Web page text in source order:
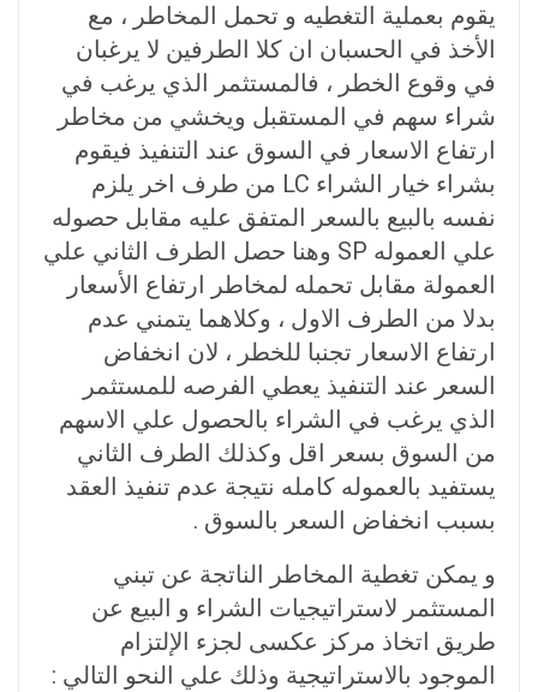
يقوم بعملية التغطيه و تحمل المخاطر ، مع
الأخذ في الحسبان ان كلا الطرفين لا يرغبان
في وقوع الخطر ، فالمستثمر الذي يرغب في
شراء سهم في المستقبل ويخشي من مخاطر
ارتفاع الاسعار في السوق عند التنفيذ فيقوم
بشراء خيار الشراء LC من طرف اخر يلزم
نفسه بالبيع بالسعر المتفق عليه مقابل حصوله
علي العموله SP وهنا حصل الطرف الثاني علي
العمولة مقابل تحمله لمخاطر ارتفاع الأسعار
بدلا من الطرف الاول ، وكلاهما يتمني عدم
ارتفاع الاسعار تجنبا للخطر ، لان انخفاض
السعر عند التنفيذ يعطي الفرصه للمستثمر
الذي يرغب في الشراء بالحصول علي الاسهم
من السوق بسعر اقل وكذلك الطرف الثاني
يستفيد بالعموله كامله نتيجة عدم تنفيذ العقد
بسبب انخفاض السعر بالسوق .
و يمكن تغطية المخاطر الناتجة عن تبني
المستثمر لاستراتيجيات الشراء و البيع عن
طريق اتخاذ مركز عكسى لجزء الإلتزام
الموجود بالاستراتيجية وذلك علي النحو التالي :